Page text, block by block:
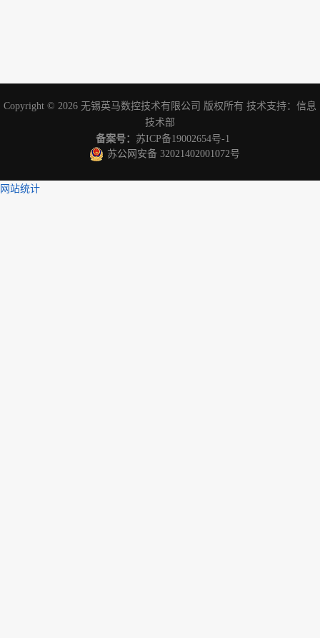
Copyright © 2026 无锡英马数控技术有限公司 版权所有 技术支持： 信息
技术部
备案号： 苏ICP备19002654号-1
苏公网安备 32021402001072号
网站统计